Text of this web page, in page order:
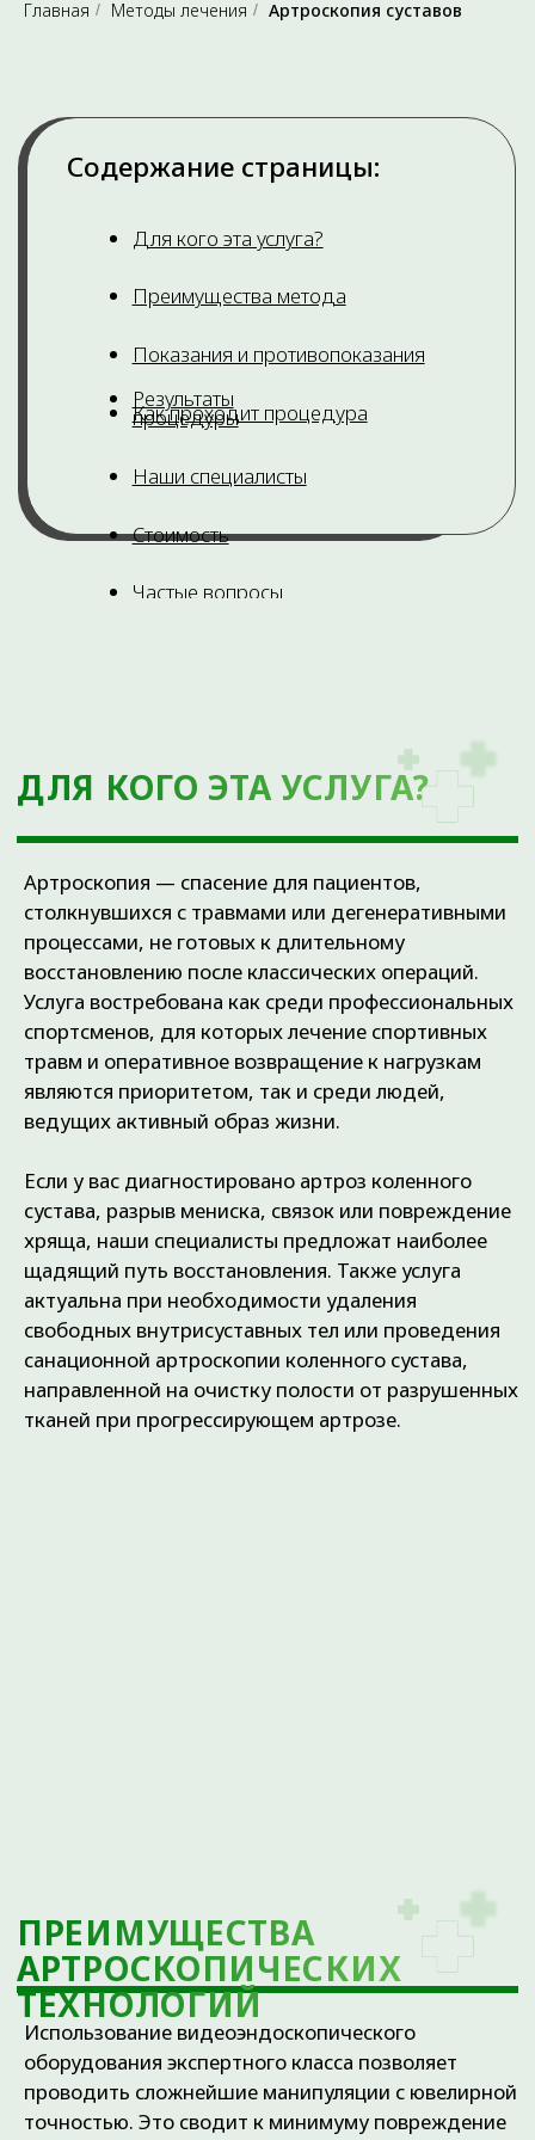
Главная / Методы лечения / Артроскопия суставов
Артроскопия — спасение для пациентов,
спортсменов, для которых лечение спортивных
травм и оперативное возвращение к нагрузкам
являются приоритетом, так и среди людей,
ведущих активный образ жизни.
Если у вас диагностировано артроз коленного
сустава, разрыв мениска, связок или повреждение
щадящий путь восстановления. Также услуга
санационной артроскопии коленного сустава,
тканей при прогрессирующем артрозе.
ПРЕИМУЩЕСТВА
АРТРОСКОПИЧЕСКИХ
Использование видеоэндоскопического
проводить сложнейшие манипуляции с ювелирной
точностью. Это сводит к минимуму повреждение
здоровых тканей и обеспечивает быстрое
восстановление.
Основные достоинства этого метода:
Визуальный контроль:
изображение с
HD-камеры позволяет врачу видеть
повреждения, недоступные при открытых
сустава проводится через проколы, а не
разрезы, что исключает образование
Амбулаторный формат:
случаев пациент может покинуть клинику
уже через несколько часов после того, как
завершена артроскопическая операция.
Снижение рисков:
практически отсутствуют кровопотери и
сустава при разрыве мениска
позволяет выполнить шов или
резекцию поврежденного участка.
Травмы связочного
аппарата: пластика крестообразных
связок.
Артрозы: лечение коленного сустава
при артрозе колена с использованием
методов очистки полости.